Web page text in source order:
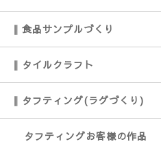
‖ 食品サンプルづくり
‖ タイルクラフト
‖ タフティング(ラグづくり)
タフティングお客様の作品